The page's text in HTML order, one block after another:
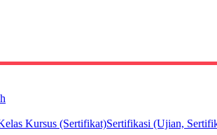
Kursus (Sertifikat)Sertifikasi (Ujian,